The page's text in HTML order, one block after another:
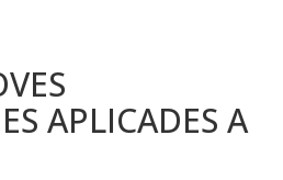
APLICADES A